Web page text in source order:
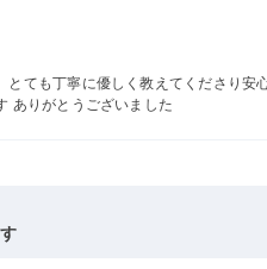
とても丁寧に優しく教えてくださり安
ありがとうございました